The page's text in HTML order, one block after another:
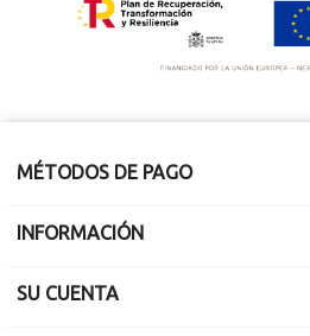
MÉTODOS DE PAGO
INFORMACIÓN
SU CUENTA